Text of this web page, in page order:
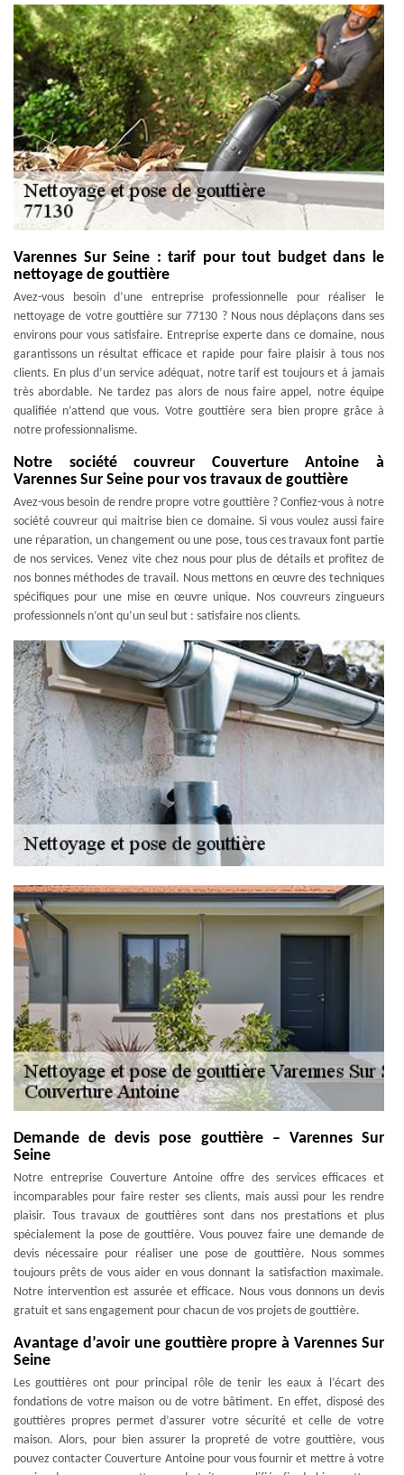
Varennes Sur Seine : tarif pour tout budget dans le
nettoyage de gouttière
Avez-vous besoin d’une entreprise professionnelle pour réaliser le
nettoyage de votre gouttière sur 77130 ? Nous nous déplaçons dans ses
environs pour vous satisfaire. Entreprise experte dans ce domaine, nous
garantissons un résultat efficace et rapide pour faire plaisir à tous nos
clients. En plus d’un service adéquat, notre tarif est toujours et à jamais
très abordable. Ne tardez pas alors de nous faire appel, notre équipe
qualifiée n’attend que vous. Votre gouttière sera bien propre grâce à
notre professionnalisme.
Notre société couvreur Couverture Antoine à
Varennes Sur Seine pour vos travaux de gouttière
Avez-vous besoin de rendre propre votre gouttière ? Confiez-vous à notre
société couvreur qui maitrise bien ce domaine. Si vous voulez aussi faire
une réparation, un changement ou une pose, tous ces travaux font partie
de nos services. Venez vite chez nous pour plus de détails et profitez de
nos bonnes méthodes de travail. Nous mettons en œuvre des techniques
spécifiques pour une mise en œuvre unique. Nos couvreurs zingueurs
professionnels n’ont qu’un seul but : satisfaire nos clients.
Demande de devis pose gouttière – Varennes Sur
Seine
Notre entreprise Couverture Antoine offre des services efficaces et
incomparables pour faire rester ses clients, mais aussi pour les rendre
plaisir. Tous travaux de gouttières sont dans nos prestations et plus
spécialement la pose de gouttière. Vous pouvez faire une demande de
devis nécessaire pour réaliser une pose de gouttière. Nous sommes
toujours prêts de vous aider en vous donnant la satisfaction maximale.
Notre intervention est assurée et efficace. Nous vous donnons un devis
gratuit et sans engagement pour chacun de vos projets de gouttière.
Avantage d’avoir une gouttière propre à Varennes Sur
Seine
Les gouttières ont pour principal rôle de tenir les eaux à l’écart des
fondations de votre maison ou de votre bâtiment. En effet, disposé des
gouttières propres permet d’assurer votre sécurité et celle de votre
maison. Alors, pour bien assurer la propreté de votre gouttière, vous
pouvez contacter Couverture Antoine pour vous fournir et mettre à votre